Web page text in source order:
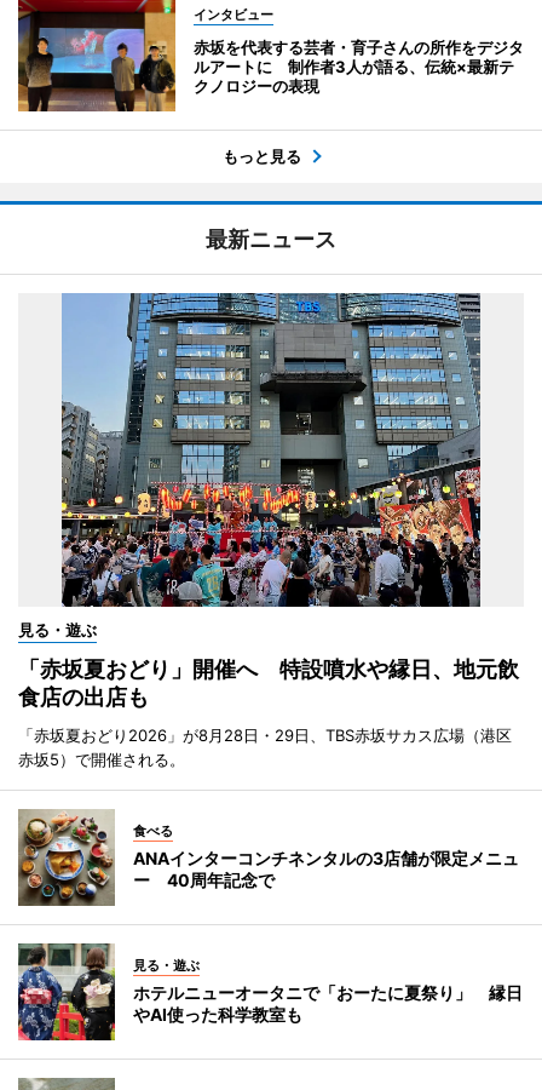
インタビュー
赤坂を代表する芸者・育子さんの所作をデジタ
ルアートに 制作者3人が語る、伝統×最新テ
クノロジーの表現
もっと見る
最新ニュース
見る・遊ぶ
「赤坂夏おどり」開催へ 特設噴水や縁日、地元飲
食店の出店も
「赤坂夏おどり2026」が8月28日・29日、TBS赤坂サカス広場（港区
赤坂5）で開催される。
食べる
ANAインターコンチネンタルの3店舗が限定メニュ
ー 40周年記念で
見る・遊ぶ
ホテルニューオータニで「おーたに夏祭り」 縁日
やAI使った科学教室も